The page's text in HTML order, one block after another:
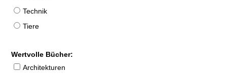
Technik
Tiere
Wertvolle Bücher:
Architekturen